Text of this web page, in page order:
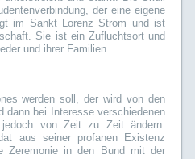
der eine eigene
im Sankt Lorenz Strom und ist
Sie ist ein Zufluchtsort und
und ihrer Familien.
werden soll, der wird von den
dann bei Interesse verschiedenen
von Zeit zu Zeit ändern.
aus seiner profanen Existenz
Zeremonie in den Bund mit der